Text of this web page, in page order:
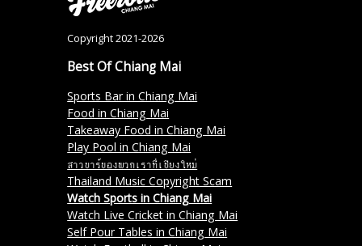
Copyright 2021-2026
Best Of Chiang Mai
Sports Bar in Chiang Mai
Food in Chiang Mai
Takeaway Food in Chiang Mai
Play Pool in Chiang Mai
สาวบาร์ของพวกเราที่เชียงใหม่
Thailand Music Copyright Scam
Watch Sports in Chiang Mai
Watch Live Cricket in Chiang Mai
Self Pour Tables in Chiang Mai